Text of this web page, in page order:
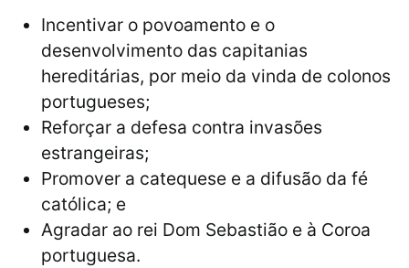
Incentivar o povoamento e o
desenvolvimento das capitanias
hereditárias, por meio da vinda de colonos
portugueses;
Reforçar a defesa contra invasões
estrangeiras;
Promover a catequese e a difusão da fé
católica; e
Agradar ao rei Dom Sebastião e à Coroa
portuguesa.